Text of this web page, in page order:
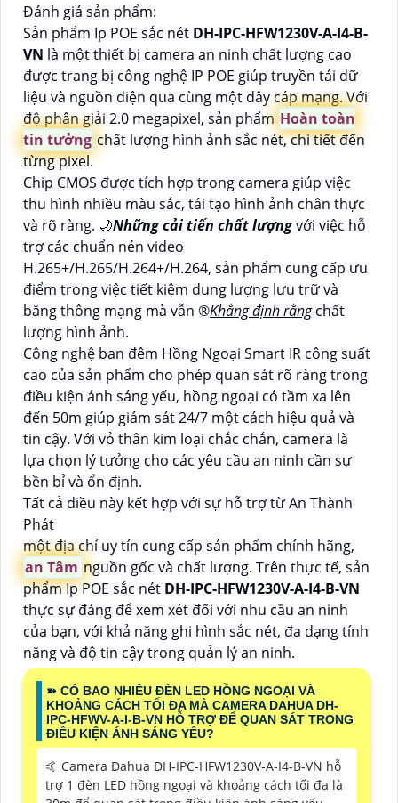
Đánh giá sản phẩm:
Sản phẩm Ip POE sắc nét DH-IPC-HFW1230V-A-I4-B-
VN là một thiết bị camera an ninh chất lượng cao
được trang bị công nghệ IP POE giúp truyền tải dữ
liệu và nguồn điện qua cùng một dây cáp mạng. Với
độ phân giải 2.0 megapixel, sản phẩm Hoàn toàn
tin tưởng chất lượng hình ảnh sắc nét, chi tiết đến
từng pixel.
Chip CMOS được tích hợp trong camera giúp việc
thu hình nhiều màu sắc, tái tạo hình ảnh chân thực
và rõ ràng. 🌙Những cải tiến chất lượngvới việc hỗ
trợ các chuẩn nén video
H.265+/H.265/H.264+/H.264, sản phẩm cung cấp ưu
điểm trong việc tiết kiệm dung lượng lưu trữ và
băng thông mạng mà vẫn ®️Khẳng định rằngchất
lượng hình ảnh.
Công nghệ ban đêm Hồng Ngoại Smart IR công suất
cao của sản phẩm cho phép quan sát rõ ràng trong
điều kiện ánh sáng yếu, hồng ngoại có tầm xa lên
đến 50m giúp giám sát 24/7 một cách hiệu quả và
tin cậy. Với vỏ thân kim loại chắc chắn, camera là
lựa chọn lý tưởng cho các yêu cầu an ninh cần sự
bền bỉ và ổn định.
Tất cả điều này kết hợp với sự hỗ trợ từ An Thành
Phát
một địa chỉ uy tín cung cấp sản phẩm chính hãng,
an Tâm nguồn gốc và chất lượng. Trên thực tế, sản
phẩm Ip POE sắc nét DH-IPC-HFW1230V-A-I4-B-VN
thực sự đáng để xem xét đối với nhu cầu an ninh
của bạn, với khả năng ghi hình sắc nét, đa dạng tính
năng và độ tin cậy trong quản lý an ninh.
➽ CÓ BAO NHIÊU ĐÈN LED HỒNG NGOẠI VÀ
KHOẢNG CÁCH TỐI ĐA MÀ CAMERA DAHUA DH-
IPC-HFWV-A-I-B-VN HỖ TRỢ ĐỂ QUAN SÁT TRONG
ĐIỀU KIỆN ÁNH SÁNG YẾU?
🤙 Camera Dahua DH-IPC-HFW1230V-A-I4-B-VN hỗ
trợ 1 đèn LED hồng ngoại và khoảng cách tối đa là